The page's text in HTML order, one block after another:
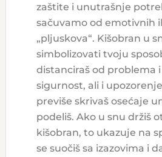
zaštite i unutrašnje
sačuvamo od emotivnih
„pljuskova“. Kišobran u
simbolizovati tvoju
distanciraš od problema
sigurnost, ali i
previše skrivaš osećaje
podeliš. Ako u snu držiš
kišobran, to ukazuje na
se suočiš sa izazovima i